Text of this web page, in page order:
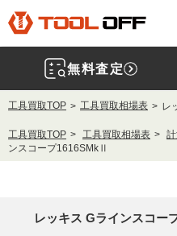
無料査定
工具買取TOP 工具買取相場表 レ
工具買取TOP 工具買取相場表
ンスコープ1616SMkⅡ
レッキス Gラインスコー